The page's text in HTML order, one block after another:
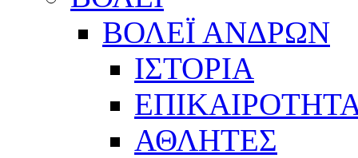
ΒΟΛΕΪ ΑΝΔΡΩΝ
ΙΣΤΟΡΙΑ
ΑΘΛΗΤΕΣ